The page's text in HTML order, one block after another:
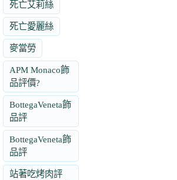
死亡艾莉絲
死亡愛麗絲
麥當勞
APM Monaco飾
品評價?
BottegaVeneta飾
品評
BottegaVeneta飾
品評
站著吃烤肉評